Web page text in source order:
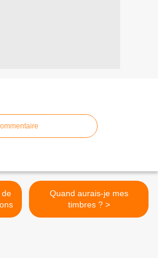
Quand aurais-je mes
timbres ? >